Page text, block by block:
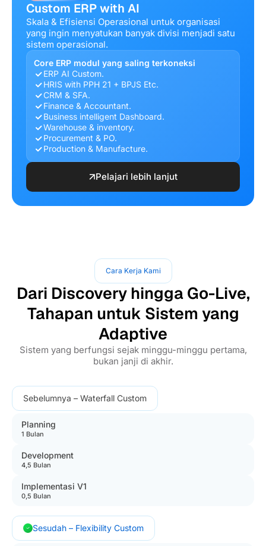
Custom ERP with AI
Skala & Efisiensi Operasional untuk organisasi
yang ingin menyatukan banyak divisi menjadi satu
sistem operasional.
Core ERP modul yang saling terkoneksi
ERP AI Custom.
HRIS with PPH 21 + BPJS Etc.
CRM & SFA.
Finance & Accountant.
Business intelligent Dashboard.
Warehouse & inventory.
Procurement & PO.
Production & Manufacture.
Pelajari lebih lanjut
Cara Kerja Kami
Dari Discovery hingga Go-Live,
Tahapan untuk Sistem yang
Adaptive
Sistem yang berfungsi sejak minggu-minggu pertama,
bukan janji di akhir.
Sebelumnya – Waterfall Custom
Planning
1 Bulan
Development
4,5 Bulan
Implementasi V1
0,5 Bulan
Sesudah – Flexibility Custom